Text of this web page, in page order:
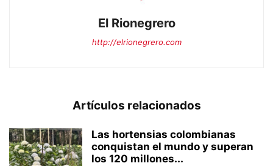
El Rionegrero
http://elrionegrero.com
Artículos relacionados
Las hortensias colombianas
conquistan el mundo y superan
los 120 millones...